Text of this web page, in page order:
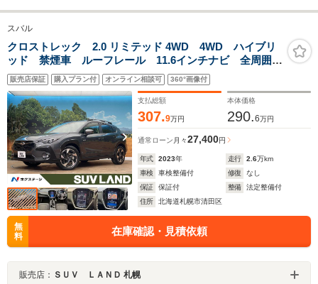
スバル
クロストレック 2.0 リミテッド 4WD 4WD ハイブリ
ッド 禁煙車 ルーフレール 11.6インチナビ 全周囲カ
メラ アイサイトセイフティプラス レーダークルーズ
コントロール メモリー機能付パワーシート ETC 純
正18インチアルミホイール
販売店保証 購入プラン付 オンライン相談可 360°画像付
支払総額
307.9万円
本体価格
290.6万円
通常ローン 月々27,400円
年式 2023年 走行 2.6万km
車検
車検整備付 修復
なし
保証
保証付 整備
法定整備付
住所
北海道札幌市清田区
無
料
在庫確認・見積依頼
販売店： ＳＵＶ ＬＡＮＤ 札幌